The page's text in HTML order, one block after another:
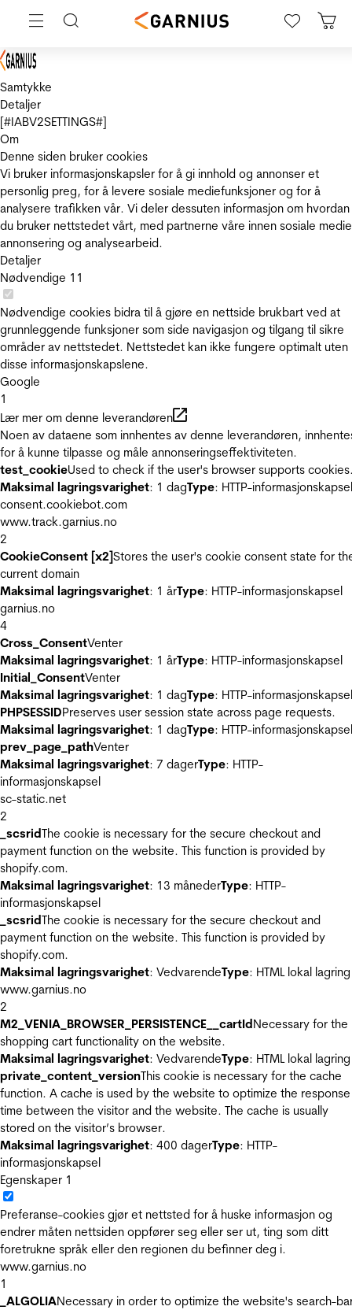
Samtykke
Detaljer
[#IABV2SETTINGS#]
Om
Denne siden bruker cookies
Vi bruker informasjonskapsler for å gi innhold og annonser et
personlig preg, for å levere sosiale mediefunksjoner og for å
analysere trafikken vår. Vi deler dessuten informasjon om hvordan
du bruker nettstedet vårt, med partnerne våre innen sosiale
annonsering og analysearbeid.
Detaljer
Nødvendige 11
Nødvendige cookies bidra til å gjøre en nettside brukbart ved at
grunnleggende funksjoner som side navigasjon og tilgang til sikre
områder av nettstedet. Nettstedet kan ikke fungere optimalt uten
disse informasjonskapslene.
Google
1
Lær mer om denne leverandøren
Noen av dataene som innhentes av denne leverandøren,
for å kunne tilpasse og måle annonseringseffektiviteten.
test_cookieUsed to check if the user's browser supports
Maksimal lagringsvarighet: 1 dagType: HTTP-informasjonskapsel
consent.cookiebot.com
www.track.garnius.no
2
CookieConsent [x2]Stores the user's cookie consent state for
current domain
Maksimal lagringsvarighet: 1 årType: HTTP-informasjonskapsel
garnius.no
4
Cross_ConsentVenter
Maksimal lagringsvarighet: 1 årType: HTTP-informasjonskapsel
Initial_ConsentVenter
Maksimal lagringsvarighet: 1 dagType: HTTP-informasjonskapsel
PHPSESSIDPreserves user session state across page requests.
Maksimal lagringsvarighet: 1 dagType: HTTP-informasjonskapsel
prev_page_pathVenter
Maksimal lagringsvarighet: 7 dagerType: HTTP-
informasjonskapsel
sc-static.net
2
_scsridThe cookie is necessary for the secure checkout and
payment function on the website. This function is provided by
shopify.com.
Maksimal lagringsvarighet: 13 månederType: HTTP-
informasjonskapsel
_scsridThe cookie is necessary for the secure checkout and
payment function on the website. This function is provided by
shopify.com.
Maksimal lagringsvarighet: VedvarendeType: HTML lokal lagring
www.garnius.no
2
M2_VENIA_BROWSER_PERSISTENCE__cartIdNecessary for the
shopping cart functionality on the website.
Maksimal lagringsvarighet: VedvarendeType: HTML lokal lagring
private_content_versionThis cookie is necessary for the cache
function. A cache is used by the website to optimize the response
time between the visitor and the website. The cache is usually
stored on the visitor’s browser.
Maksimal lagringsvarighet: 400 dagerType: HTTP-
informasjonskapsel
Egenskaper 1
Preferanse-cookies gjør et nettsted for å huske informasjon og
endrer måten nettsiden oppfører seg eller ser ut, ting som ditt
foretrukne språk eller den regionen du befinner deg i.
www.garnius.no
1
_ALGOLIANecessary in order to optimize the website's search-